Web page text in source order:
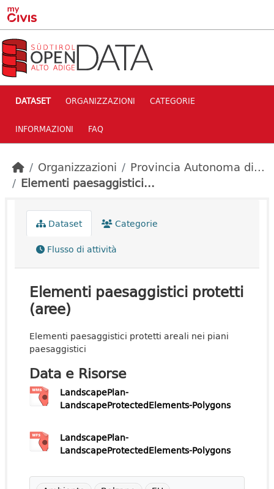
Skip to main content
DATASET ORGANIZZAZIONI CATEGORIE
INFORMAZIONI FAQ
Organizzazioni
Provincia Autonoma di...
Elementi paesaggistici...
Dataset
Categorie
Flusso di attività
Elementi paesaggistici protetti
(aree)
Elementi paesaggistici protetti areali nei piani
paesaggistici
Data e Risorse
LandscapePlan-
LandscapeProtectedElements-Polygons
LandscapePlan-
LandscapeProtectedElements-Polygons